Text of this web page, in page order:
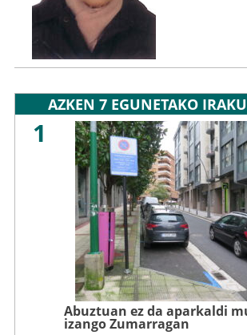
AZKEN 7 EGUNETAKO
1
Abuztuan ez da aparkaldi
izango Zumarragan